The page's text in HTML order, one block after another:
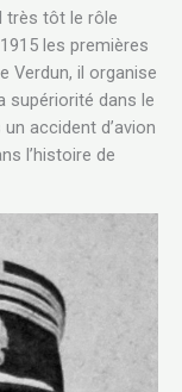
très tôt le rôle
les premières
Verdun, il organise
supériorité dans le
accident d’avion
l’histoire de